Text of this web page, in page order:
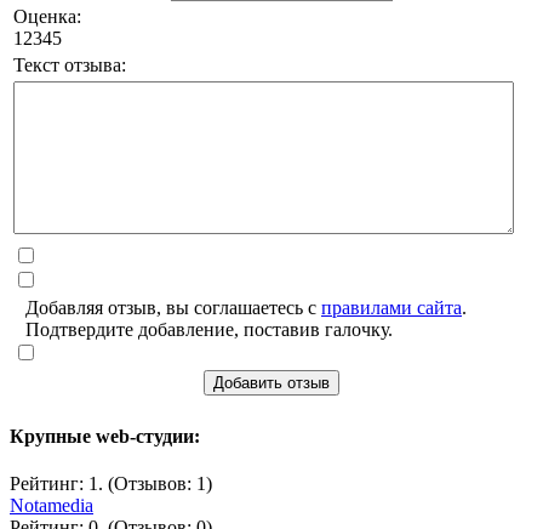
Оценка:
1 2345
Текст отзыва:
Добавляя отзыв, вы соглашаетесь с правилами сайта.
Подтвердите добавление, поставив галочку.
Добавить отзыв
Крупные web-студии:
Рейтинг: 1. (Отзывов: 1)
Notamedia